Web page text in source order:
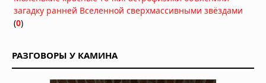
07.08.2026 в 07:00
загадку ранней Вселенной сверхмассивными звёздами
(0)
РАЗГОВОРЫ У КАМИНА